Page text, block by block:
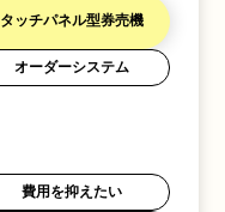
タッチパネル型券売機
オーダーシステム
費用を抑えたい